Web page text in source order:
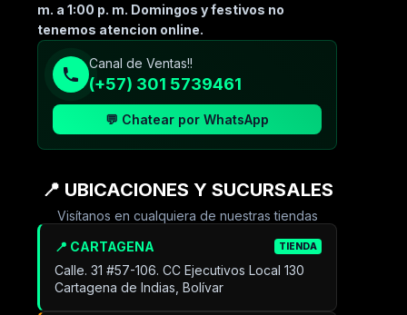
m. a 1:00 p. m. Domingos y festivos no
tenemos atencion online.
Canal de Ventas!!
(+57) 301 5739461
💬 Chatear por WhatsApp
📍 UBICACIONES Y SUCURSALES
Visítanos en cualquiera de nuestras tiendas
📍 CARTAGENA TIENDA
Calle. 31 #57-106. CC Ejecutivos Local 130
Cartagena de Indias, Bolívar